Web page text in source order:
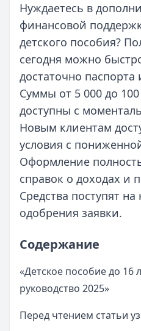
Нуждаетесь в
финансовой
детского пособия?
сегодня можно
достаточно
Суммы от 5 000 до
доступны с
Новым клиентам
условия с
Оформление
справок о доходах и
Средства поступят на
одобрения заявки.
Содержание
«Детское пособие до 16
руководство 2025»
Перед чтением статьи